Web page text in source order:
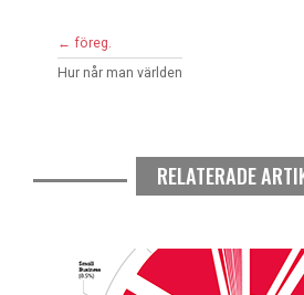
← föreg.
Hur når man världen
RELATERADE